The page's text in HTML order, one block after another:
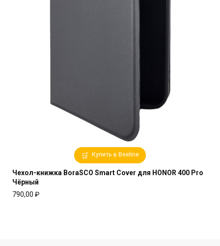
Купить в Beeline
Чехол-книжка BoraSCO Smart Cover для HONOR 400 Pro
Чёрный
790,00 ₽